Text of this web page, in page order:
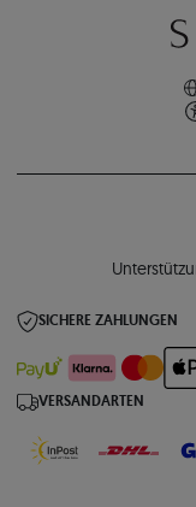
SICHERE ZAHLUNGEN
VERSANDARTEN